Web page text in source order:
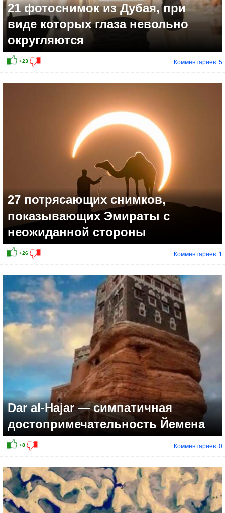
+20
21 фотоснимок из Дубая, при
виде которых глаза невольно
округляются
Комментариев: 5
27 потрясающих снимков,
показывающих Эмираты с
неожиданной стороны
Комментариев: 1
Dar al-Hajar — симпатичная
достопримечательность Йемена
Комментариев: 0